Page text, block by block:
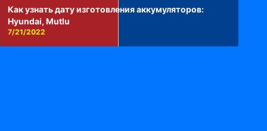
Как узнать дату изготовления аккумуляторов:
Hyundai, Mutlu
7/21/2022